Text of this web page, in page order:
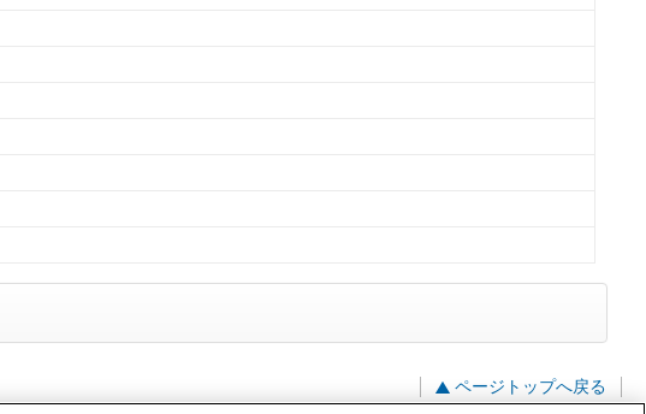
ページトップへ戻る